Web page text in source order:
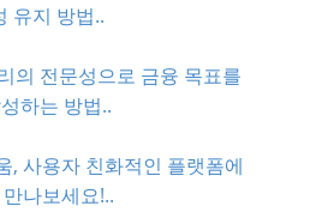
유지 방법..
의 전문성으로 금융 목표를
하는 방법..
, 사용자 친화적인 플랫폼에
나보세요!..